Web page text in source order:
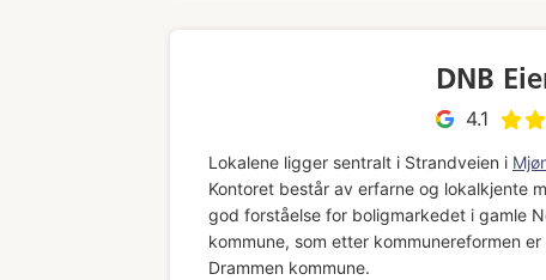
DNB
4.1
Lokalene ligger sentralt i Strandveien i
Kontoret består av erfarne og lokalkjente
god forståelse for boligmarkedet i gamle
kommune, som etter kommunereformen
Drammen kommune.